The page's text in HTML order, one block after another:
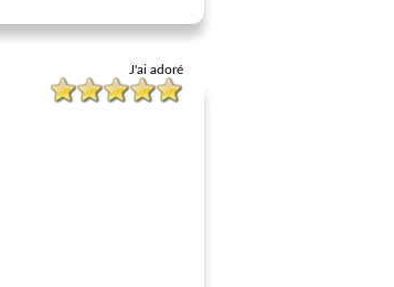
J'ai adoré